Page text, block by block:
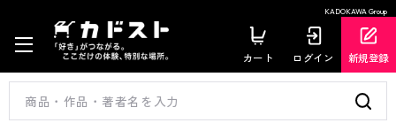
KADOKAWA Group
カート ログイン 新規登録